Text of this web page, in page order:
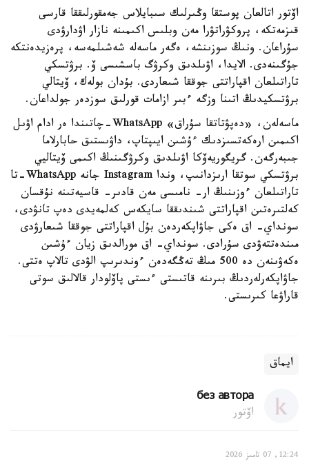
اۆتور اتالعان پوستقا وڭىرلىك سىبايلاس جەمقورلىققا قارسى
قىزمەتكە، پروكۋراتۋرا مەن وبلىس اكىمىنە نازار اۋدارۋدى
سۇراعان. ونىڭ سوزىنشە، ەگەر ماسەلە شەشىلمەسە، پرەزيدەنتكە
جۇگىنەدى. الايدا، اۋىلدىق وكرۋگ باسشىسى ۆ. برۋتسكي
تاراتىلعان اقپاراتتى جوققا شىعاردى. بۇدان بولەك، ۆيتالي
برۋتسكيدىڭ اتىنا وزگە ءبىر ازامات قورلىق سوزدەر جولداعان.
ماسەلەن، «دەپۋتاتقا سۇراق» WhatsApp-چاتىندا ەر ادام اۋىل
اكىمىن ارەكەتسىزدىك ءۇشىن ايىپتاپ، داۋىستىق حابارلاما
جىبەرگەن. گريگوريەۆكا اۋىلدىق وكرۋگىنىڭ اكىمى ۆيتاليي
برۋتسكي سوتقا ارىزدانىپ، وندا Instagram جانە WhatsApp-تا
تاراتىلعان ءوزىنىڭ ار- نامىسى مەن قادىر- قاسيەتىنە نۇقسان
كەلتىرەتىن اقپاراتتى شىندىققا سايكەس كەلمەيدى دەپ تانۋدى،
سونداي- اق ەكى جاۋاپكەردەن بۇل اقپاراتتى جوققا شىعارۋدى
مىندەتتەۋدى سۇرادى. سونداي- اق مورالدىق زيان ءۇشىن
ەكەۋىنەن دە 500 مىڭ تەڭگەدەن ءوندىرىپ الۋدى تالاپ ەتتى.
جاۋاپكەرلەردىڭ بىرىنە قاتىستى ءىستى پاۆلودار قالالىق سوتى
قاراۋعا كىرىستى.
ايماق
без автора
اۆتور
12:24, 07 تامىز 2026